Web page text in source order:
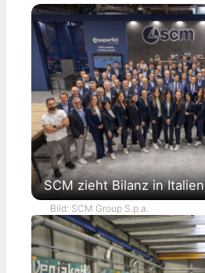
SCM zieht Bilanz in Italien
Bild: SCM Group S.p.a.